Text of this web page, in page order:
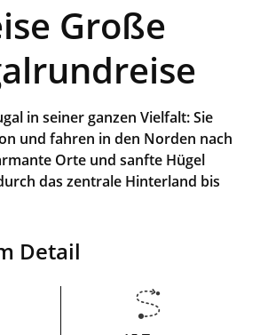
Große
in seiner ganzen Vielfalt: Sie
und fahren in den Norden nach
Orte und sanfte Hügel
das zentrale Hinterland bis
Detail